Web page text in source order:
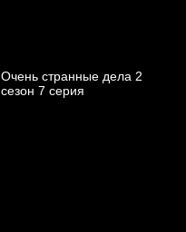
Очень странные дела 2
cезон 7 cерия